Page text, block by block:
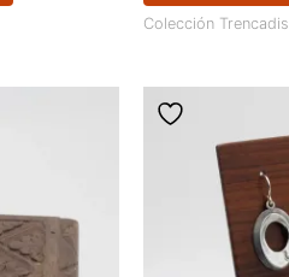
Colección Trencadis